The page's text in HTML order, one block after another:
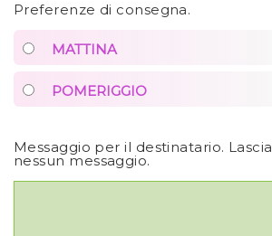
Preferenze di consegna.
MATTINA
POMERIGGIO
Messaggio per il destinatario.
nessun messaggio.